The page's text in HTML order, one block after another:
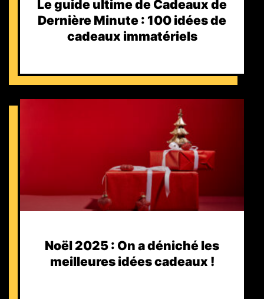
Le guide ultime de Cadeaux de
Dernière Minute : 100 idées de
cadeaux immatériels
Noël 2025 : On a déniché les
meilleures idées cadeaux !